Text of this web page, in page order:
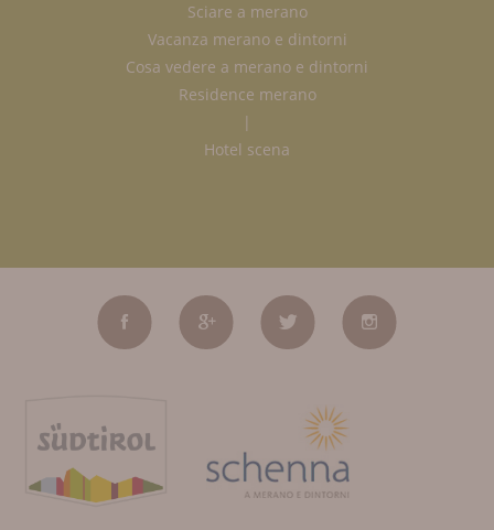
Sciare a merano
Vacanza merano e dintorni
Cosa vedere a merano e dintorni
Residence merano
|
Hotel scena